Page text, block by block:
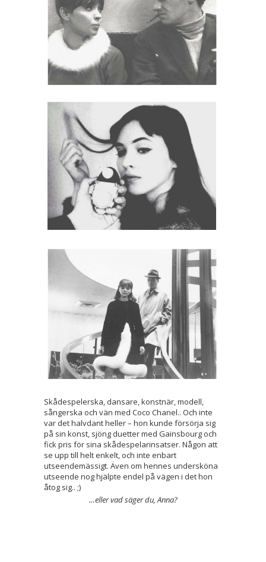
Skådespelerska, dansare, konstnär, modell,
sångerska och vän med Coco Chanel.. Och inte
var det halvdant heller – hon kunde försörja sig
på sin konst, sjöng duetter med Gainsbourg och
fick pris för sina skådespelarinsatser. Någon att
se upp till helt enkelt, och inte enbart
utseendemässigt. Även om hennes undersköna
utseende nog hjälpte endel på vägen i det hon
åtog sig.. ;)
…eller vad säger du, Anna?